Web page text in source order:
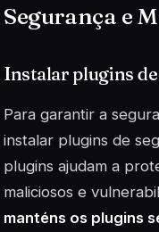
Segurança e
Instalar plugins
Para garantir a
instalar plugins de
plugins ajudam a
maliciosos e
manténs os plugins